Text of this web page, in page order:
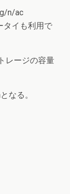
n/ac
タイも利用で
レージの容量
なる。